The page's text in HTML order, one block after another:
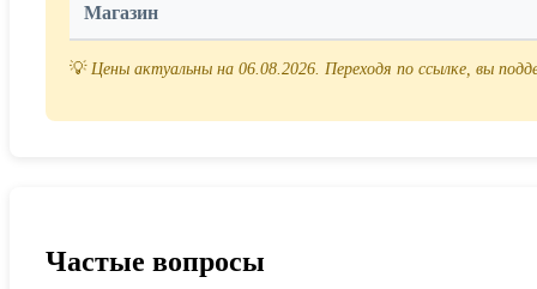
Магазин
💡 Цены актуальны на 06.08.2026. Переходя по ссылке, вы
Частые вопросы